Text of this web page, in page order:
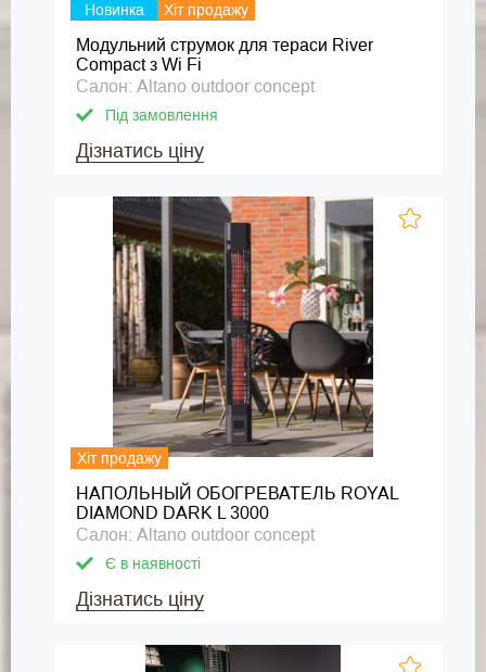
Новинка Хіт продажу
Модульний струмок для тераси River
Compact з Wi Fi
Салон: Altano outdoor concept
Під замовлення
Дізнатись ціну
Хіт продажу
НАПОЛЬНЫЙ ОБОГРЕВАТЕЛЬ ROYAL
DIAMOND DARK L 3000
Салон: Altano outdoor concept
Є в наявності
Дізнатись ціну